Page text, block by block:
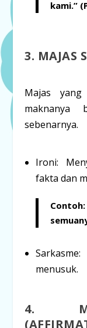
kami.”
3. MAJAS
Majas yang
maknanya
sebenarnya.
Ironi:
fakta dan
Contoh:
Sarkasme:
menusuk.
4.